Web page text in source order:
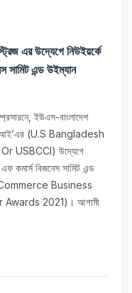
এর উদ্যেগে নিউইয়র্কে
সামিট এন্ড উইম্যান
ইউএস-বাংলাদেশ
(U.S Bangladesh
USBCCI) উদ্যেগে
কমার্স বিজনেস সামিট এন্ড
F Commerce Business
2021)। আগামী